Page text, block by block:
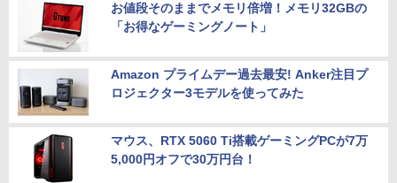
お値段そのままでメモリ倍増！メモリ32GBの
「お得なゲーミングノート」
Amazon プライムデー過去最安! Anker注目プ
ロジェクター3モデルを使ってみた
マウス、RTX 5060 Ti搭載ゲーミングPCが7万
5,000円オフで30万円台！